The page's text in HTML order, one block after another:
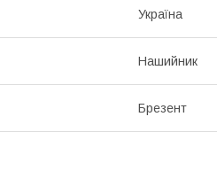
Україна
Нашийник
Брезент